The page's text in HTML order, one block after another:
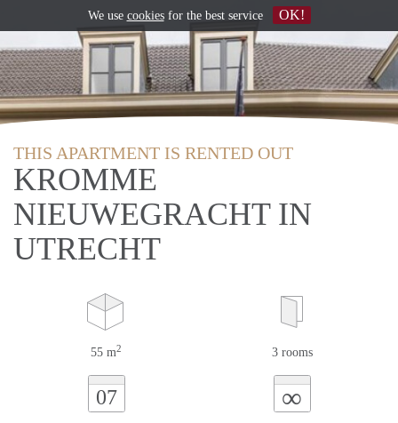
THIS APARTMENT IS RENTED OUT
KROMME
NIEUWEGRACHT IN
UTRECHT
55 m2 3 rooms
07 ∞
We use cookiesfor the best service OK!